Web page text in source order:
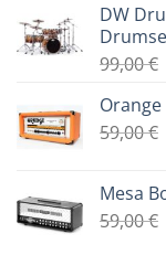
DW
99,00€
59,00€
Mesa
59,00€